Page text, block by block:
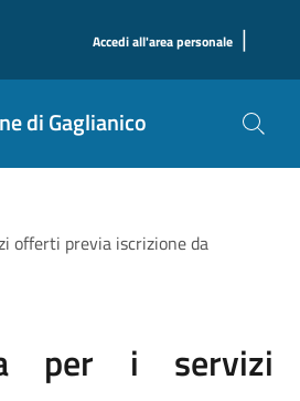
Accedi all'area personale |
di Gaglianico
offerti previa iscrizione da
per i servizi